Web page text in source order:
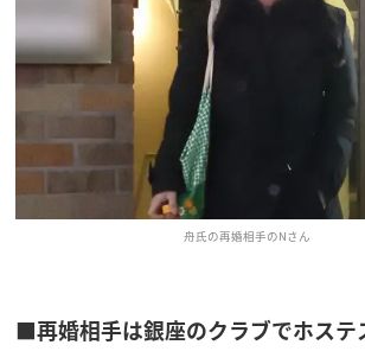
舟氏の再婚相手のNさん
■再婚相手は銀座のクラブでホステ